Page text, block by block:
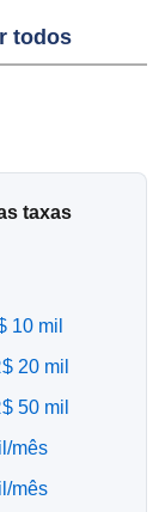
todos
taxas
10 mil
20 mil
50 mil
mês
mês